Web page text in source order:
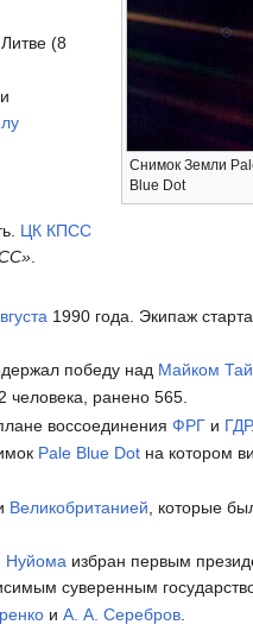
Снимок Земли
Blue Dot
(8
ЦК КПСС
1990 года. Экипаж
победу над Майком
человека, ранено 565.
воссоединенияФРГ и ГДР.
Pale Blue Dot на котором
Великобританией , которые
Нуйома избран первым
суверенным
иА. А. Серебров.